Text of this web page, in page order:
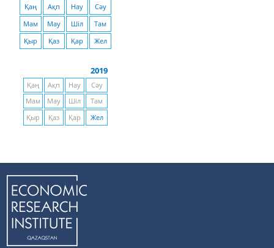
Қаң Ақп Нау
Сәу
Мам
Мау Шіл
Там
Қыр
Қаз Қар Жел
2019
Қаң Ақп Нау
Сәу
Мам
Мау Шіл
Там
Қыр
Қаз Қар Жел